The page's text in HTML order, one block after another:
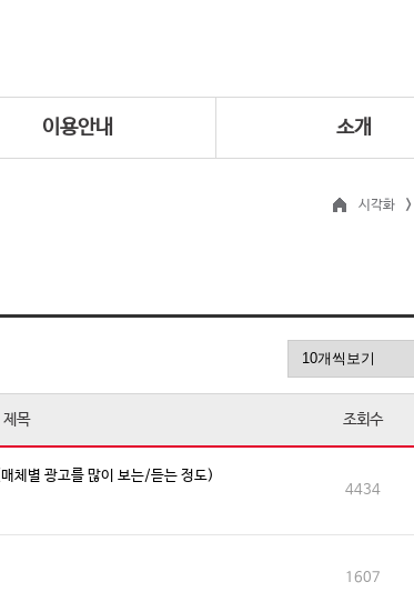
이용안내 소개
시각화
제목 조회수
체별 광고를 많이 보는/듣는 정도)
4434
1607